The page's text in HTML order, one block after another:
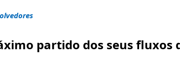
partido dos seus fluxos